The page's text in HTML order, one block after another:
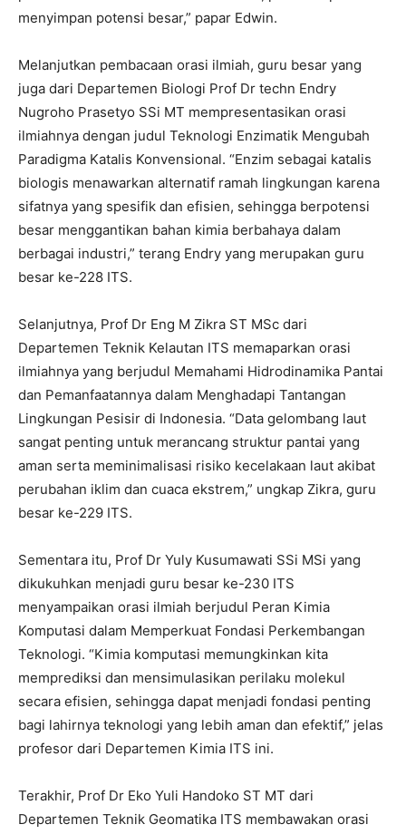
menyimpan potensi besar,” papar Edwin.
Melanjutkan pembacaan orasi ilmiah, guru besar yang
juga dari Departemen Biologi Prof Dr techn Endry
Nugroho Prasetyo SSi MT mempresentasikan orasi
ilmiahnya dengan judul Teknologi Enzimatik Mengubah
Paradigma Katalis Konvensional. “Enzim sebagai katalis
biologis menawarkan alternatif ramah lingkungan karena
sifatnya yang spesifik dan efisien, sehingga berpotensi
besar menggantikan bahan kimia berbahaya dalam
berbagai industri,” terang Endry yang merupakan guru
besar ke-228 ITS.
Selanjutnya, Prof Dr Eng M Zikra ST MSc dari
Departemen Teknik Kelautan ITS memaparkan orasi
ilmiahnya yang berjudul Memahami Hidrodinamika Pantai
dan Pemanfaatannya dalam Menghadapi Tantangan
Lingkungan Pesisir di Indonesia. “Data gelombang laut
sangat penting untuk merancang struktur pantai yang
aman serta meminimalisasi risiko kecelakaan laut akibat
perubahan iklim dan cuaca ekstrem,” ungkap Zikra, guru
besar ke-229 ITS.
Sementara itu, Prof Dr Yuly Kusumawati SSi MSi yang
dikukuhkan menjadi guru besar ke-230 ITS
menyampaikan orasi ilmiah berjudul Peran Kimia
Komputasi dalam Memperkuat Fondasi Perkembangan
Teknologi. “Kimia komputasi memungkinkan kita
memprediksi dan mensimulasikan perilaku molekul
secara efisien, sehingga dapat menjadi fondasi penting
bagi lahirnya teknologi yang lebih aman dan efektif,” jelas
profesor dari Departemen Kimia ITS ini.
Terakhir, Prof Dr Eko Yuli Handoko ST MT dari
Departemen Teknik Geomatika ITS membawakan orasi